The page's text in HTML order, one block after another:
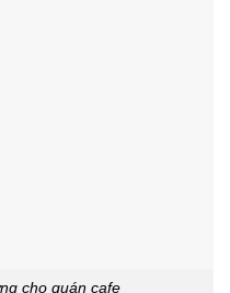
cho quán cafe